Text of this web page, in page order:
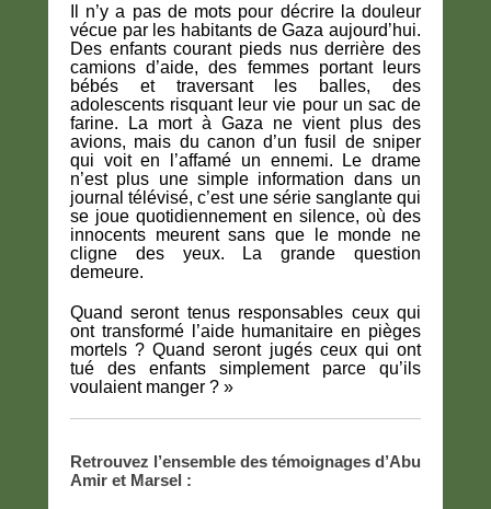
Il n’y a pas de mots pour décrire la douleur
vécue par les habitants de Gaza aujourd’hui.
Des enfants courant pieds nus derrière des
camions d’aide, des femmes portant leurs
bébés et traversant les balles, des
adolescents risquant leur vie pour un sac de
farine. La mort à Gaza ne vient plus des
avions, mais du canon d’un fusil de sniper
qui voit en l’affamé un ennemi. Le drame
n’est plus une simple information dans un
journal télévisé, c’est une série sanglante qui
se joue quotidiennement en silence, où des
innocents meurent sans que le monde ne
cligne des yeux. La grande question
demeure.
Quand seront tenus responsables ceux qui
ont transformé l’aide humanitaire en pièges
mortels ? Quand seront jugés ceux qui ont
tué des enfants simplement parce qu’ils
voulaient manger ? »
Retrouvez l’ensemble des témoignages d’Abu
Amir et Marsel :